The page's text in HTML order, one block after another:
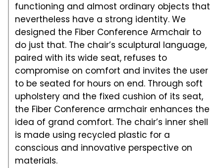
functioning and almost ordinary objects that
nevertheless have a strong identity. We
designed the Fiber Conference Armchair to
do just that. The chair’s sculptural language,
paired with its wide seat, refuses to
compromise on comfort and invites the user
to be seated for hours on end. Through soft
upholstery and the fixed cushion of its seat,
the Fiber Conference armchair enhances the
idea of grand comfort. The chair’s inner shell
is made using recycled plastic for a
conscious and innovative perspective on
materials.